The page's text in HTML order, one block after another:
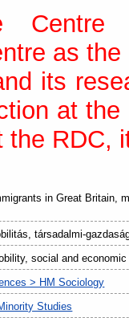
Centre
as
its
at
the RDC,
in Great Britain,
társadalmi-
social and
> HM Sociology
Studies